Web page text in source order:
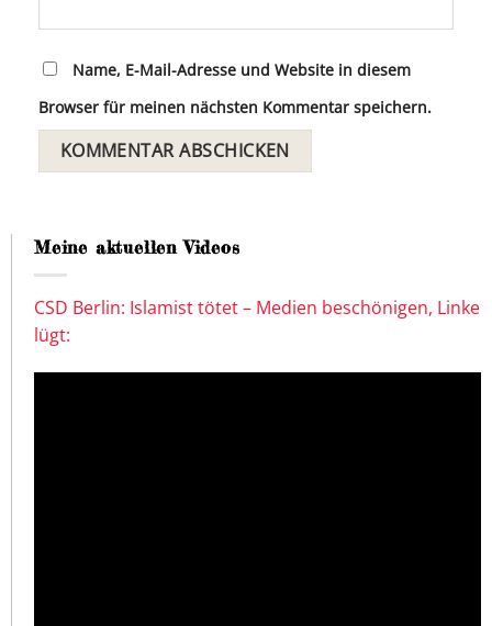
Name, E-Mail-Adresse und Website in diesem
Browser für meinen nächsten Kommentar speichern.
Meine aktuellen Videos
CSD Berlin: Islamist tötet – Medien beschönigen, Linke
lügt: